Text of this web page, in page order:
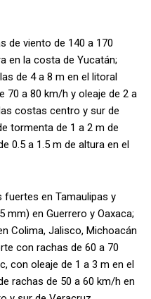
de viento de 140 a 170
en la costa de Yucatán;
de 4 a 8 m en el litoral
70 a 80 km/h y oleaje de 2 a
costas centro y sur de
tormenta de 1 a 2 m de
0.5 a 1.5 m de altura en el
fuertes en Tamaulipas y
mm) en Guerrero y Oaxaca;
Colima, Jalisco, Michoacán
con rachas de 60 a 70
con oleaje de 1 a 3 m en el
rachas de 50 a 60 km/h en